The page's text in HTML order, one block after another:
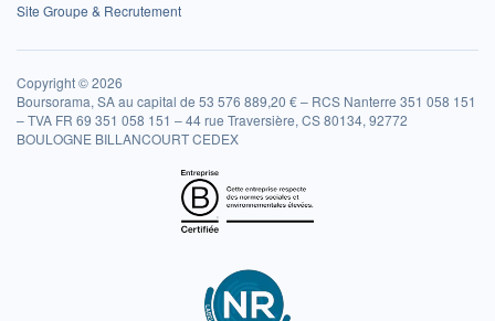
Site Groupe & Recrutement
Copyright © 2026
Boursorama, SA au capital de 53 576 889,20 € – RCS Nanterre 351 058 151
– TVA FR 69 351 058 151 – 44 rue Traversière, CS 80134, 92772
BOULOGNE BILLANCOURT CEDEX